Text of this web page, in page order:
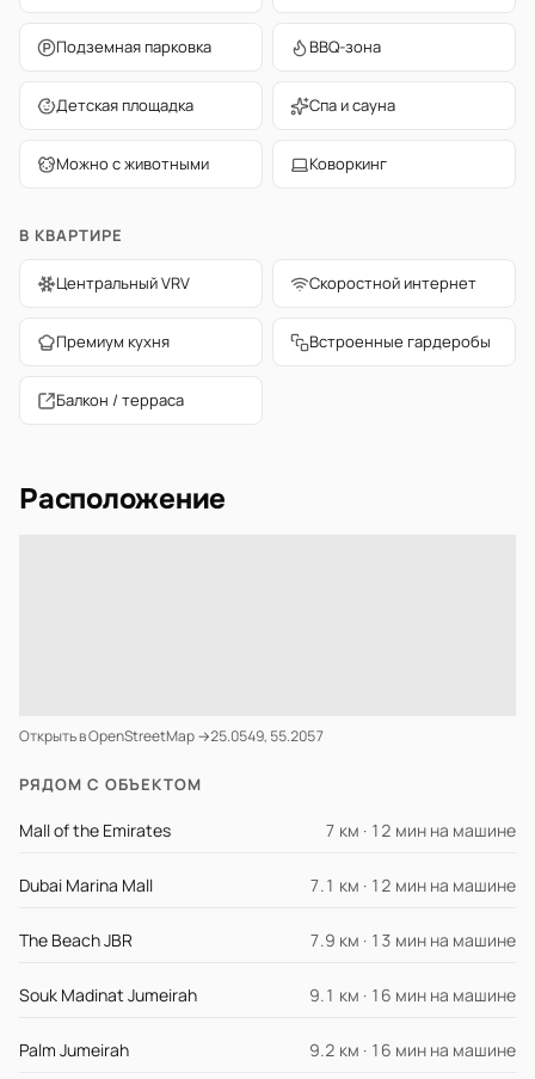
Подземная парковка BBQ-зона
Детская площадка Спа и сауна
Можно с животными Коворкинг
В КВАРТИРЕ
Центральный VRV Скоростной интернет
Премиум кухня Встроенные гардеробы
Балкон / терраса
Расположение
Открыть в OpenStreetMap →25.0549, 55.2057
РЯДОМ С ОБЪЕКТОМ
Mall of the Emirates 7 км · 12 мин на машине
Dubai Marina Mall 7.1 км · 12 мин на машине
The Beach JBR 7.9 км · 13 мин на машине
Souk Madinat Jumeirah 9.1 км · 16 мин на машине
Palm Jumeirah 9.2 км · 16 мин на машине